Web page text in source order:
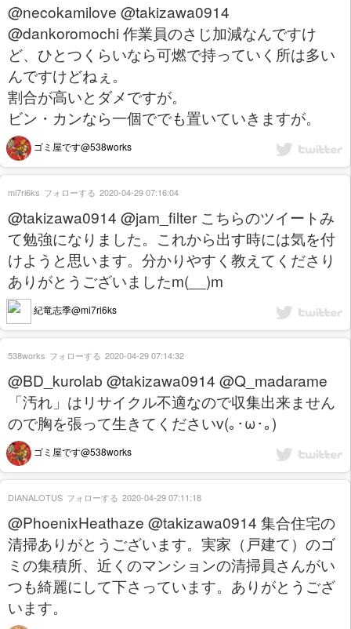
@necokamilove @takizawa0914
@dankoromochi 作業員のさじ加減なんですけ
ど、ひとつくらいなら可燃で持っていく所は多い
んですけどねぇ。
割合が高いとダメですが。
ビン・カンなら一個ででも置いていきますが。
ゴミ屋です@538works
@takizawa0914 @jam_filter こちらのツイートみ
て勉強になりました。これから出す時には気を付
けようと思います。分かりやすく教えてくださり
ありがとうございましたm(__)m
紀竜志季@mi7ri6ks
mi7ri6ks フォローする 2020-04-29 07:16:04
@BD_kurolab @takizawa0914 @Q_madarame
「汚れ」はリサイクル不適なので収集出来ません
ので胸を張って生きてくださいv(｡･ω･｡)
ゴミ屋です@538works
538works フォローする 2020-04-29 07:14:32
@PhoenixHeathaze @takizawa0914 集合住宅の
清掃ありがとうございます。実家（戸建て）のゴ
ミの集積所、近くのマンションの清掃員さんがい
つも綺麗にして下さっています。ありがとうござ
います。
DIANALOTUS フォローする 2020-04-29 07:11:18